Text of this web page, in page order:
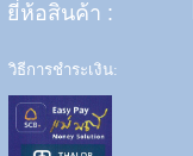
ยี่ห้อสินค้า :
วิธีการชำระเงิน: